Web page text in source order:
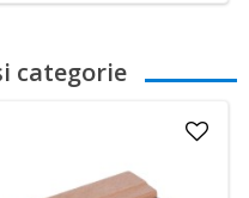
categorie